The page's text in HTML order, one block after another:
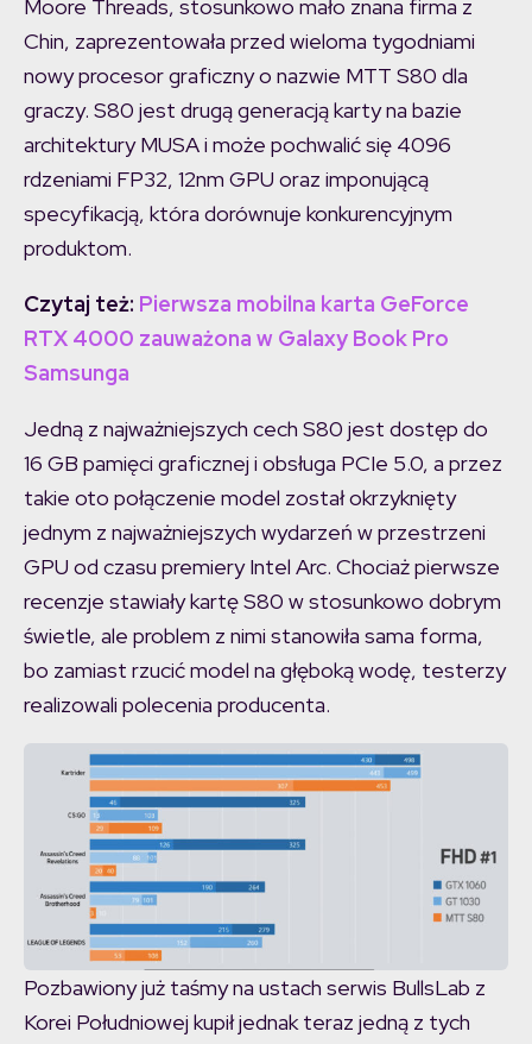
Moore Threads, stosunkowo mało znana firma z
Chin, zaprezentowała przed wieloma tygodniami
nowy procesor graficzny o nazwie MTT S80 dla
graczy. S80 jest drugą generacją karty na bazie
architektury MUSA i może pochwalić się 4096
rdzeniami FP32, 12nm GPU oraz imponującą
specyfikacją, która dorównuje konkurencyjnym
produktom.
Czytaj też: Pierwsza mobilna karta GeForce
RTX 4000 zauważona w Galaxy Book Pro
Samsunga
Jedną z najważniejszych cech S80 jest dostęp do
16 GB pamięci graficznej i obsługa PCIe 5.0, a przez
takie oto połączenie model został okrzyknięty
jednym z najważniejszych wydarzeń w przestrzeni
GPU od czasu premiery Intel Arc. Chociaż pierwsze
recenzje stawiały kartę S80 w stosunkowo dobrym
świetle, ale problem z nimi stanowiła sama forma,
bo zamiast rzucić model na głęboką wodę, testerzy
realizowali polecenia producenta.
Pozbawiony już taśmy na ustach serwis BullsLab z
Korei Południowej kupił jednak teraz jedną z tych